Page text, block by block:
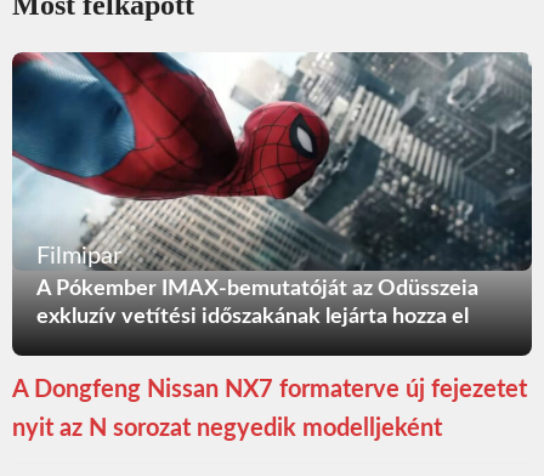
Filmipar
A Pókember IMAX-bemutatóját az Odüsszeia
exkluzív vetítési időszakának lejárta hozza el
A Dongfeng Nissan NX7 formaterve új fejezetet
nyit az N sorozat negyedik modelljeként